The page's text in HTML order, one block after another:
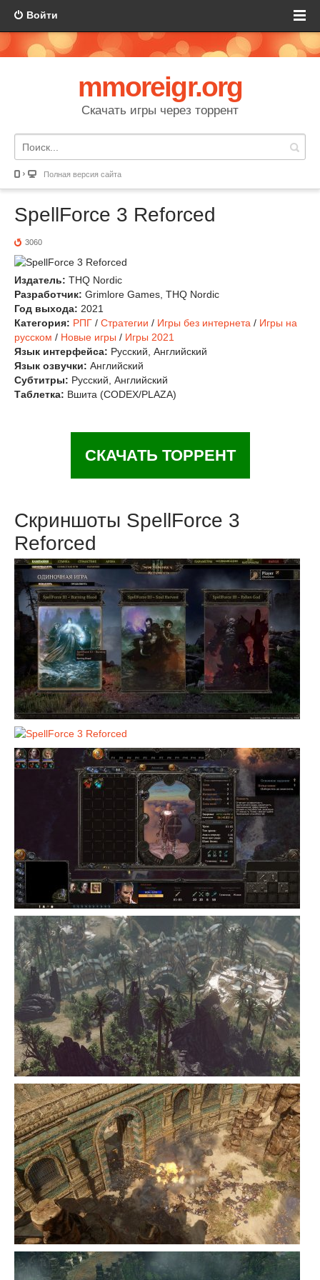
Войти
mmoreigr.org
Скачать игры через торрент
Полная версия сайта
SpellForce 3 Reforced
3060
Издатель: THQ Nordic
Разработчик: Grimlore Games, THQ Nordic
Год выхода: 2021
Категория: РПГ / Стратегии / Игры без интернета / Игры на
русском / Новые игры / Игры 2021
Язык интерфейса: Русский, Английский
Язык озвучки: Английский
Субтитры: Русский, Английский
Таблетка: Вшита (CODEX/PLAZA)
СКАЧАТЬ ТОРРЕНТ
Скриншоты SpellForce 3
Reforced